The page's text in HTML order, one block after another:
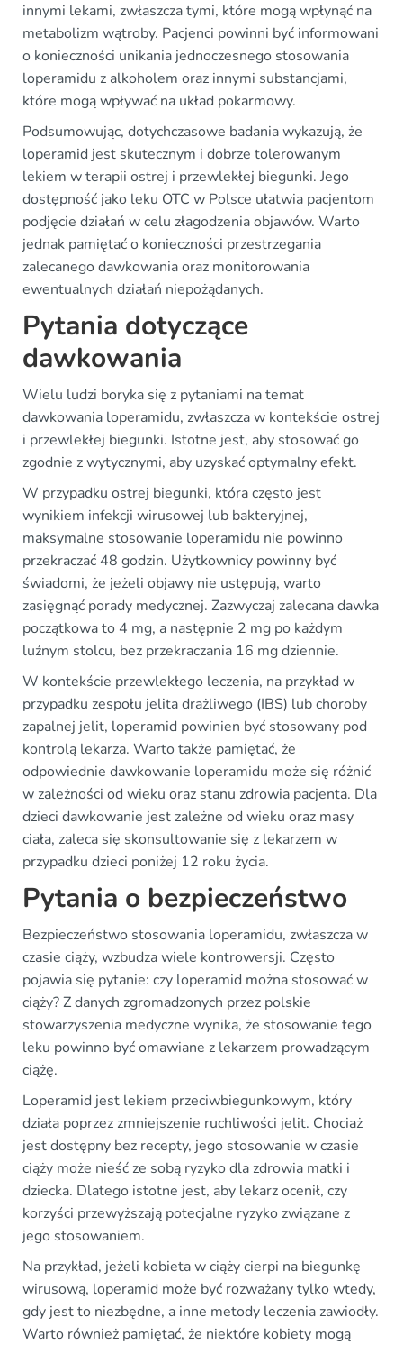
innymi lekami, zwłaszcza tymi, które mogą wpłynąć na
metabolizm wątroby. Pacjenci powinni być informowani
o konieczności unikania jednoczesnego stosowania
loperamidu z alkoholem oraz innymi substancjami,
które mogą wpływać na układ pokarmowy.
Podsumowując, dotychczasowe badania wykazują, że
loperamid jest skutecznym i dobrze tolerowanym
lekiem w terapii ostrej i przewlekłej biegunki. Jego
dostępność jako leku OTC w Polsce ułatwia pacjentom
podjęcie działań w celu złagodzenia objawów. Warto
jednak pamiętać o konieczności przestrzegania
zalecanego dawkowania oraz monitorowania
ewentualnych działań niepożądanych.
Pytania dotyczące
dawkowania
Wielu ludzi boryka się z pytaniami na temat
dawkowania loperamidu, zwłaszcza w kontekście ostrej
i przewlekłej biegunki. Istotne jest, aby stosować go
zgodnie z wytycznymi, aby uzyskać optymalny efekt.
W przypadku ostrej biegunki, która często jest
wynikiem infekcji wirusowej lub bakteryjnej,
maksymalne stosowanie loperamidu nie powinno
przekraczać 48 godzin. Użytkownicy powinny być
świadomi, że jeżeli objawy nie ustępują, warto
zasięgnąć porady medycznej. Zazwyczaj zalecana dawka
początkowa to 4 mg, a następnie 2 mg po każdym
luźnym stolcu, bez przekraczania 16 mg dziennie.
W kontekście przewlekłego leczenia, na przykład w
przypadku zespołu jelita drażliwego (IBS) lub choroby
zapalnej jelit, loperamid powinien być stosowany pod
kontrolą lekarza. Warto także pamiętać, że
odpowiednie dawkowanie loperamidu może się różnić
w zależności od wieku oraz stanu zdrowia pacjenta. Dla
dzieci dawkowanie jest zależne od wieku oraz masy
ciała, zaleca się skonsultowanie się z lekarzem w
przypadku dzieci poniżej 12 roku życia.
Pytania o bezpieczeństwo
Bezpieczeństwo stosowania loperamidu, zwłaszcza w
czasie ciąży, wzbudza wiele kontrowersji. Często
pojawia się pytanie: czy loperamid można stosować w
ciąży? Z danych zgromadzonych przez polskie
stowarzyszenia medyczne wynika, że stosowanie tego
leku powinno być omawiane z lekarzem prowadzącym
ciążę.
Loperamid jest lekiem przeciwbiegunkowym, który
działa poprzez zmniejszenie ruchliwości jelit. Chociaż
jest dostępny bez recepty, jego stosowanie w czasie
ciąży może nieść ze sobą ryzyko dla zdrowia matki i
dziecka. Dlatego istotne jest, aby lekarz ocenił, czy
korzyści przewyższają potecjalne ryzyko związane z
jego stosowaniem.
Na przykład, jeżeli kobieta w ciąży cierpi na biegunkę
wirusową, loperamid może być rozważany tylko wtedy,
gdy jest to niezbędne, a inne metody leczenia zawiodły.
Warto również pamiętać, że niektóre kobiety mogą